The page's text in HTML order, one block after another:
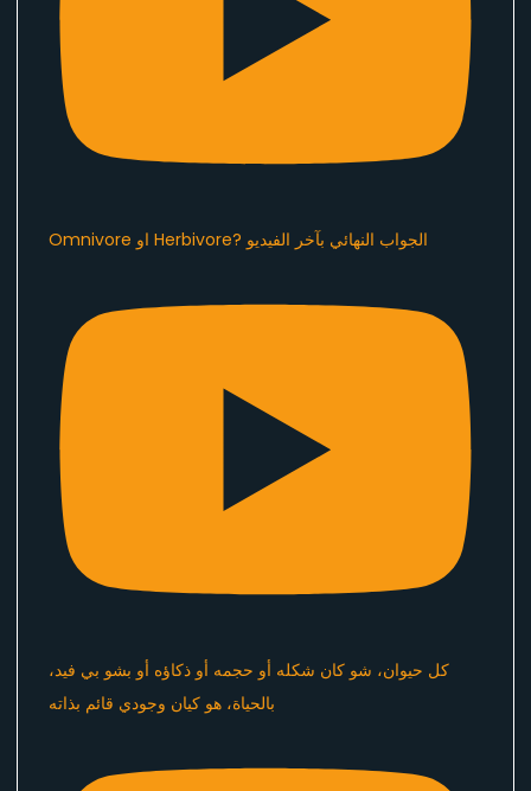
Omnivore او Herbivore? الجواب النهائي بآخر الفيديو
كل حيوان، شو كان شكله أو حجمه أو ذكاؤه أو بشو بي فيد،
بالحياة، هو كيان وجودي قائم بذاته